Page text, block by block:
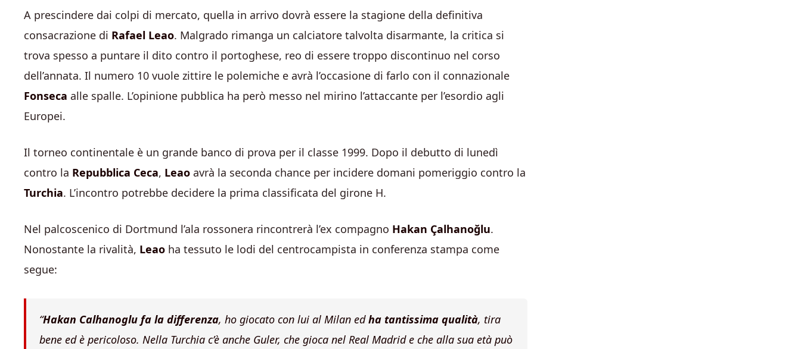
A prescindere dai colpi di mercato, quella in arrivo dovrà essere la stagione della definitiva
consacrazione di Rafael Leao. Malgrado rimanga un calciatore talvolta disarmante, la critica si
trova spesso a puntare il dito contro il portoghese, reo di essere troppo discontinuo nel corso
dell’annata. Il numero 10 vuole zittire le polemiche e avrà l’occasione di farlo con il connazionale
Fonseca alle spalle. L’opinione pubblica ha però messo nel mirino l’attaccante per l’esordio agli
Europei.
Il torneo continentale è un grande banco di prova per il classe 1999. Dopo il debutto di lunedì
contro la Repubblica Ceca, Leao avrà la seconda chance per incidere domani pomeriggio contro la
Turchia. L’incontro potrebbe decidere la prima classificata del girone H.
Nel palcoscenico di Dortmund l’ala rossonera rincontrerà l’ex compagno Hakan Çalhanoğlu.
Nonostante la rivalità, Leao ha tessuto le lodi del centrocampista in conferenza stampa come
segue:
“Hakan Calhanoglu fa la differenza, ho giocato con lui al Milan edha tantissima qualità, tira
bene ed è pericoloso. Nella Turchia c’è anche Guler, che gioca nel Real Madrid e che alla sua età può